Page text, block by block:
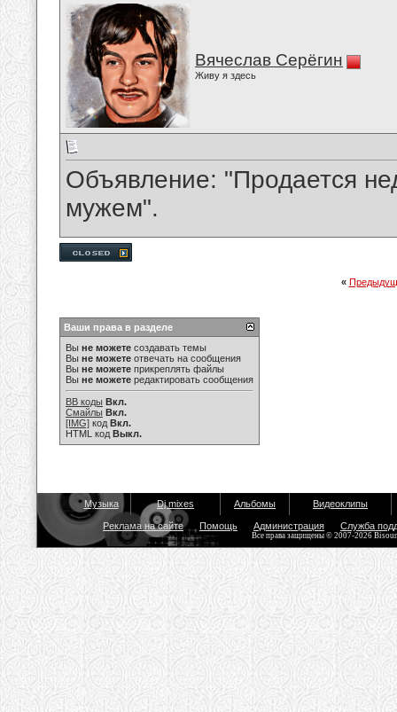
Вячеслав Серёгин
Живу я здесь
Объявление: "Продается
мужем".
«
Ваши права в разделе
Вы не можете создавать темы
Вы не можете отвечать на сообщения
Вы не можете прикреплять файлы
Вы не можете редактировать сообщения
BB коды Вкл.
Смайлы Вкл.
[IMG] код Вкл.
HTML код Выкл.
Музыка Dj mixes Альбомы Видеоклипы
Реклама на сайте Помощь Администрация Служба
Все права защищены © 2007-2026